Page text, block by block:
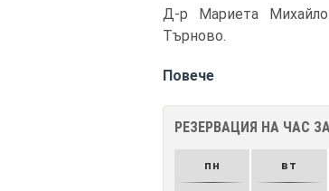
Д-р Мариета
Търново.
Повече
РЕЗЕРВАЦИЯ НА ЧАС
пн вт